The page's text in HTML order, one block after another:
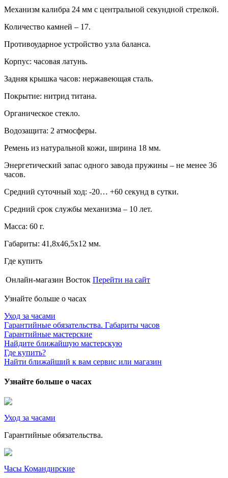
Механизм калибра 24 мм с центральной секундной стрелкой.
Количество камней – 17.
Противоударное устройство узла баланса.
Корпус: часовая латунь.
Задняя крышка часов: нержавеющая сталь.
Покрытие: нитрид титана.
Органическое стекло.
Водозащита: 2 атмосферы.
Ремень из натуральной кожи, ширина 18 мм.
Энергетический запас одного завода пружины – не менее 36
часов.
Средний суточный ход: -20… +60 секунд в сутки.
Средний срок службы механизма – 10 лет.
Масса: 60 г.
Габариты: 41,8х46,5х12 мм.
Где купить
Онлайн-магазин Восток Перейти на сайт
Узнайте больше о часах
Уход за часами
Гарантийные обязательства. Габариты часов
Гарантийные мастерские
Найдите ближайшую мастерскую
Где купить?
Найти ближайший к вам сервис или магазин
Узнайте больше о часах
Уход за часами
Гарантийные обязательства.
Часы Командирские